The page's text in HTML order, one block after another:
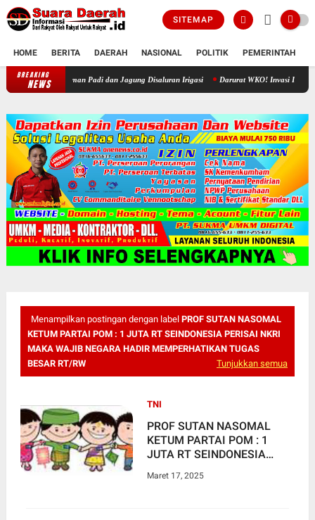
SITEMAP
HOME BERITA DAERAH NASIONAL POLITIK PEMERINTAH
BREAKING
NEWS Akhir Sengketa Air Jono-Gawan, Petani Rela Babat Tanaman Padi dan
Menampilkan postingan dengan label PROF SUTAN NASOMAL
KETUM PARTAI POM : 1 JUTA RT SEINDONESIA PERISAI NKRI
MAKA WAJIB NEGARA HADIR MEMPERHATIKAN TUGAS
BESAR RT/RW
Tunjukkan semua
TNI
PROF SUTAN NASOMAL
KETUM PARTAI POM : 1
JUTA RT SEINDONESIA
NEGARA HADIR
Maret 17, 2025